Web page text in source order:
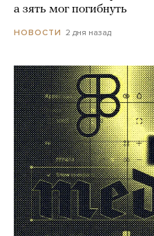
а зять мог погибнуть
НОВОСТИ 2 дня назад